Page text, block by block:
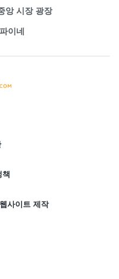
앙 시장 광장
이네
사이트 제작